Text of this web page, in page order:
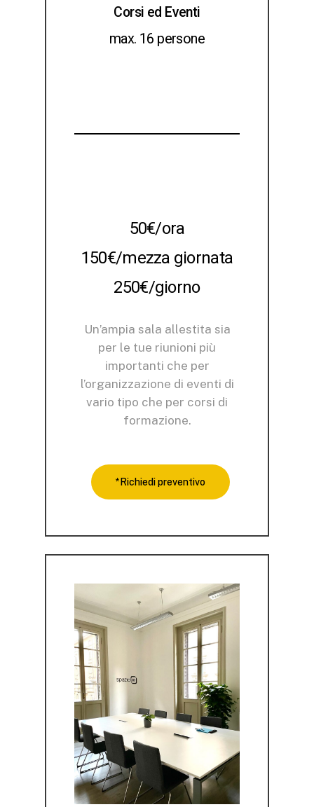
Corsi ed Eventi
max. 16 persone
50€/ora
150€/mezza giornata
250€/giorno
Un’ampia sala allestita sia
per le tue riunioni più
importanti che per
l’organizzazione di eventi di
vario tipo che per corsi di
formazione.
*Richiedi preventivo